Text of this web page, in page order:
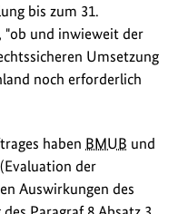
bis zum 31.
"ob und inwieweit der
Umsetzung
noch erforderlich
haben BMUB und
der
Auswirkungen des